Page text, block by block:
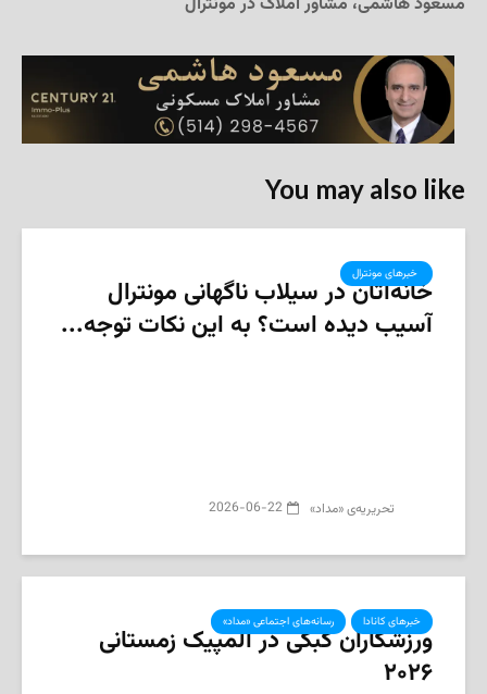
You may also like
‌ خبرهای مونترال
خانه‌اتان در سیلاب ناگهانی مونترال
آسیب دیده است؟ به این نکات توجه...
تحریریه‌ی «مداد» 2026-06-22
خبرهای کانادا رسانه‌های اجتماعی «مداد»
ورزشکاران کبکی در المپیک زمستانی
۲۰۲۶